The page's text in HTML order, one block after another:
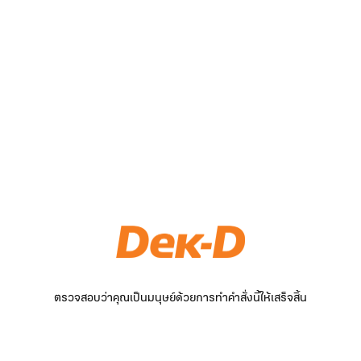
ตรวจสอบว่าคุณเป็นมนุษย์ด้วยการทำคำสั่งนี้ให้เสร็จสิ้น